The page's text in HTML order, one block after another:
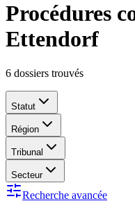
Procédures
Ettendorf
6 dossiers trouvés
Statut
Région
Tribunal
Secteur
Recherche avancée